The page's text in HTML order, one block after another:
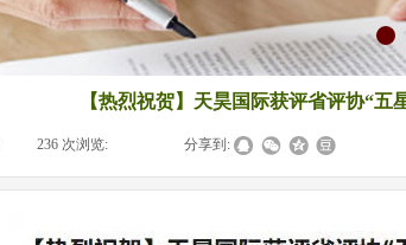
【热烈祝贺】天昊国际获评省评协“
236 次浏览: 分享到: